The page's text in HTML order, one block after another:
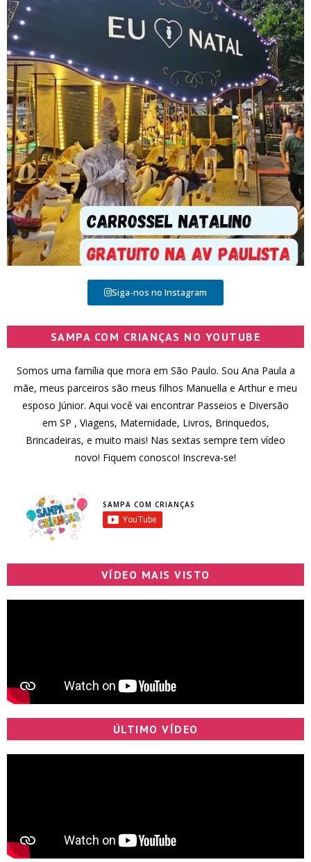
Siga-nos no Instagram
SAMPA COM CRIANÇAS NO YOUTUBE
Somos uma família que mora em São Paulo. Sou Ana Paula a
mãe, meus parceiros são meus filhos Manuella e Arthur e meu
esposo Júnior. Aqui você vai encontrar Passeios e Diversão
em SP , Viagens, Maternidade, Livros, Brinquedos,
Brincadeiras, e muito mais! Nas sextas sempre tem vídeo
novo! Fiquem conosco! Inscreva-se!
SAMPA COM CRIANÇAS
VÍDEO MAIS VISTO
ÚLTIMO VÍDEO